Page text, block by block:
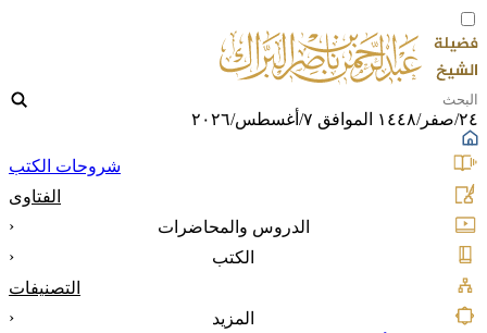
٢٤/صفر/١٤٤٨ الموافق ٧/أغسطس/٢٠٢٦
شروحات الكتب
الفتاوى
الدروس والمحاضرات
‹
الكتب
‹
التصنيفات
المزيد
‹